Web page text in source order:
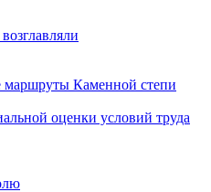
маршруты Каменной степи
оценки условий труда